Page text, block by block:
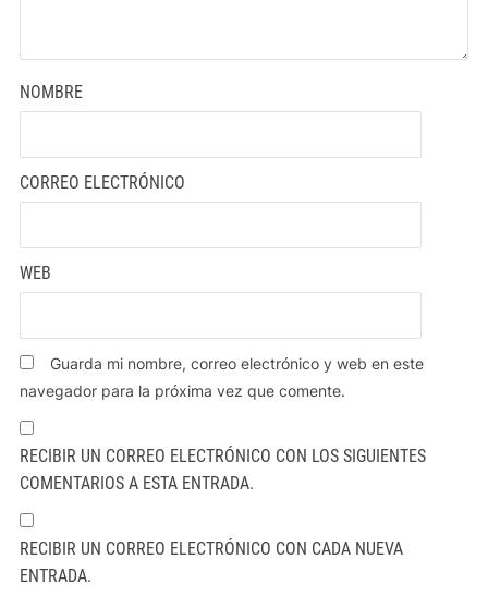
NOMBRE
CORREO ELECTRÓNICO
WEB
Guarda mi nombre, correo electrónico y web en este
navegador para la próxima vez que comente.
RECIBIR UN CORREO ELECTRÓNICO CON LOS SIGUIENTES
COMENTARIOS A ESTA ENTRADA.
RECIBIR UN CORREO ELECTRÓNICO CON CADA NUEVA
ENTRADA.